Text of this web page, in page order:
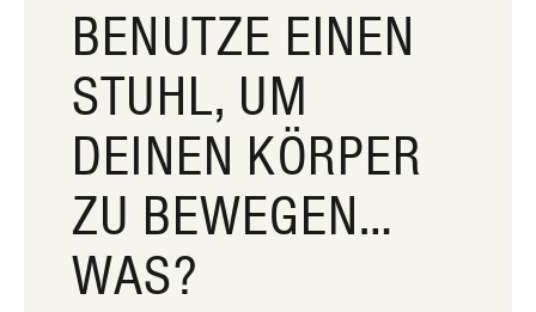
BENUTZE EINEN
STUHL, UM
DEINEN KÖRPER
ZU BEWEGEN…
WAS?